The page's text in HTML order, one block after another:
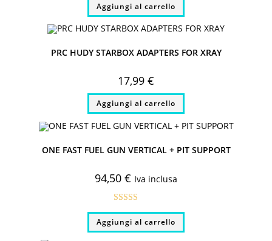
Aggiungi al carrello
PRC HUDY STARBOX ADAPTERS FOR XRAY
17,99 €
Aggiungi al carrello
ONE FAST FUEL GUN VERTICAL + PIT SUPPORT
94,50 € Iva inclusa
Valutato
5.00su 5
Aggiungi al carrello